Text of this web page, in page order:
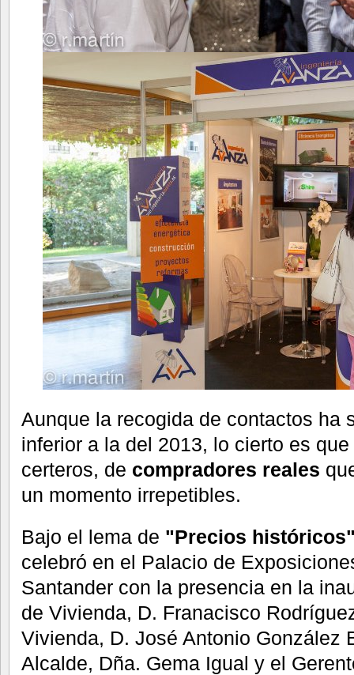
Aunque la recogida de contactos ha
inferior a la del 2013, lo cierto es
certeros, de compradores reales
un momento irrepetibles.
Bajo el lema de "Precios
celebró en el Palacio de
Santander con la presencia en la
de Vivienda, D. Franacisco
Vivienda, D. José Antonio González
Alcalde, Dña. Gema Igual y el